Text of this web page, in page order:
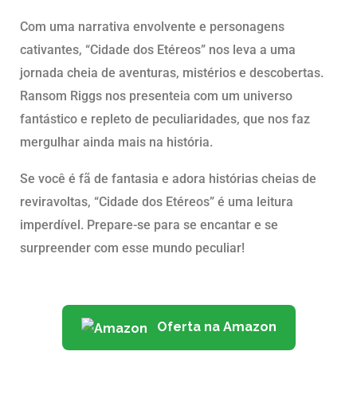
Com uma narrativa envolvente e personagens
cativantes, “Cidade dos Etéreos” nos leva a uma
jornada cheia de aventuras, mistérios e descobertas.
Ransom Riggs nos presenteia com um universo
fantástico e repleto de peculiaridades, que nos faz
mergulhar ainda mais na história.
Se você é fã de fantasia e adora histórias cheias de
reviravoltas, “Cidade dos Etéreos” é uma leitura
imperdível. Prepare-se para se encantar e se
surpreender com esse mundo peculiar!
Oferta na Amazon